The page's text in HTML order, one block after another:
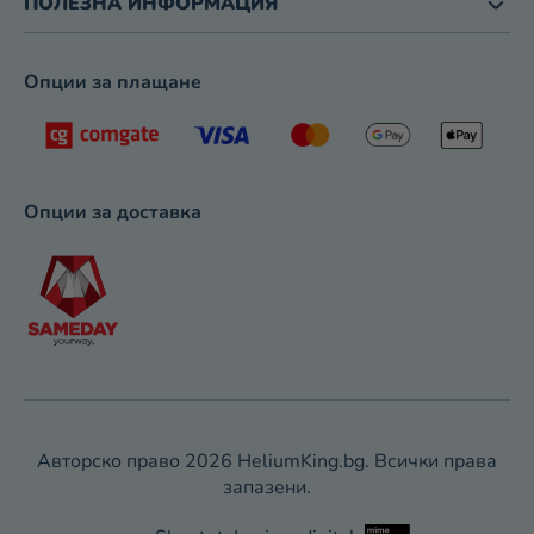
Опции за плащане
Опции за доставка
Авторско право 2026 HeliumKing.bg. Всички права
запазени.